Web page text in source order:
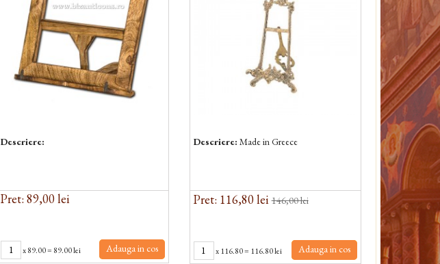
Descriere:
Pret: 89,00 lei
x89.00= 89.00 lei Adauga in cos
Descriere: Made in Greece
Pret: 116,80 lei 146,00 lei
x116.80= 116.80 lei Adauga in cos